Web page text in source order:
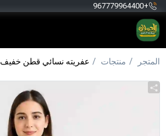
+967779964400
المتجر منتجات عفريته نسائي قطن خفيف